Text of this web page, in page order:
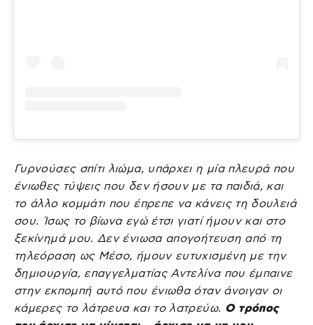
Γυρνούσες σπίτι λιώμα, υπάρχει η μία πλευρά που
ένιωθες τύψεις που δεν ήσουν με τα παιδιά, και
το άλλο κομμάτι που έπρεπε να κάνεις τη δουλειά
σου. Ίσως το βίωνα εγώ έτσι γιατί ήμουν και στο
ξεκίνημά μου. Δεν ένιωσα απογοήτευση από τη
τηλεόραση ως Μέσο, ήμουν ευτυχισμένη με την
δημιουργία, επαγγελματίας Αντελίνα που έμπαινε
στην εκπομπή αυτό που ένιωθα όταν άνοιγαν οι
κάμερες το λάτρευα και το λατρεύω. Ο τρόπος